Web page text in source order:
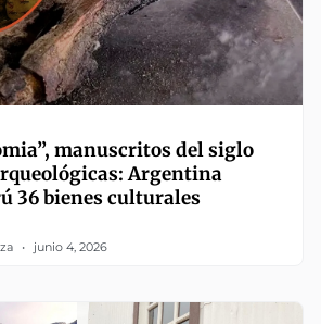
manuscritos del siglo
Argentina
36 bienes culturales
junio 4, 2026